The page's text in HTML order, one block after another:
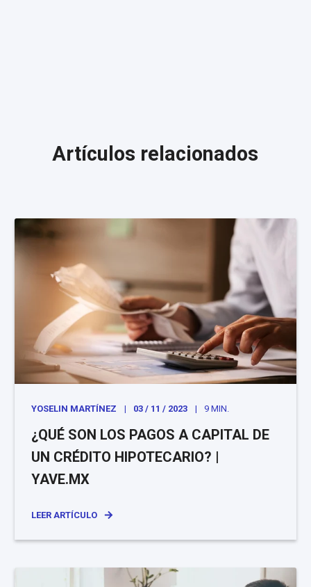
Artículos relacionados
YOSELIN MARTÍNEZ 03 / 11 / 2023 9 MIN.
¿QUÉ SON LOS PAGOS A CAPITAL DE
UN CRÉDITO HIPOTECARIO? |
YAVE.MX
LEER ARTÍCULO